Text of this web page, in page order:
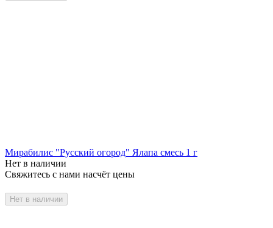
Мирабилис "Русский огород" Ялапа смесь 1 г
Нет в наличии
Свяжитесь с нами насчёт цены
Нет в наличии